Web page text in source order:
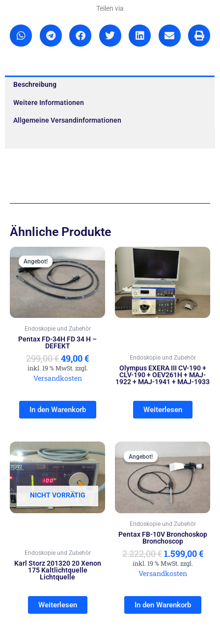
Teilen via
Beschreibung
Weitere Informationen
Allgemeine Versandinformationen
Ähnliche Produkte
Angebot!
Angebot!
Endoskopie und Zubehör
Pentax FD-34H FD 34 H –
DEFEKT
299,00€
Ursprünglicher
Preis
war:
299,00 €
49,00€
Aktueller
Preis
ist:
49,00 €.
inkl. 19 % MwSt. zzgl.
Versandkosten
In den Warenkorb
Endoskopie und Zubehör
Olympus EXERA III CV-190 +
CLV-190 + OEV261H + MAJ-
1922 + MAJ-1941 + MAJ-1933
Weiterlesen
NICHT VORRÄTIG
Endoskopie und Zubehör
Karl Storz 201320 20 Xenon
175 Kaltlichtquelle
Lichtquelle
Weiterlesen
Angebot!
Angebot!
Endoskopie und Zubehör
Pentax FB-10V Bronchoskop
Bronchoscop
2.222,00€
Preis
war:
2.222,00 €
1.599,00€
ist:
inkl. 19 % MwSt. zzgl.
Versandkosten
In den Warenkorb